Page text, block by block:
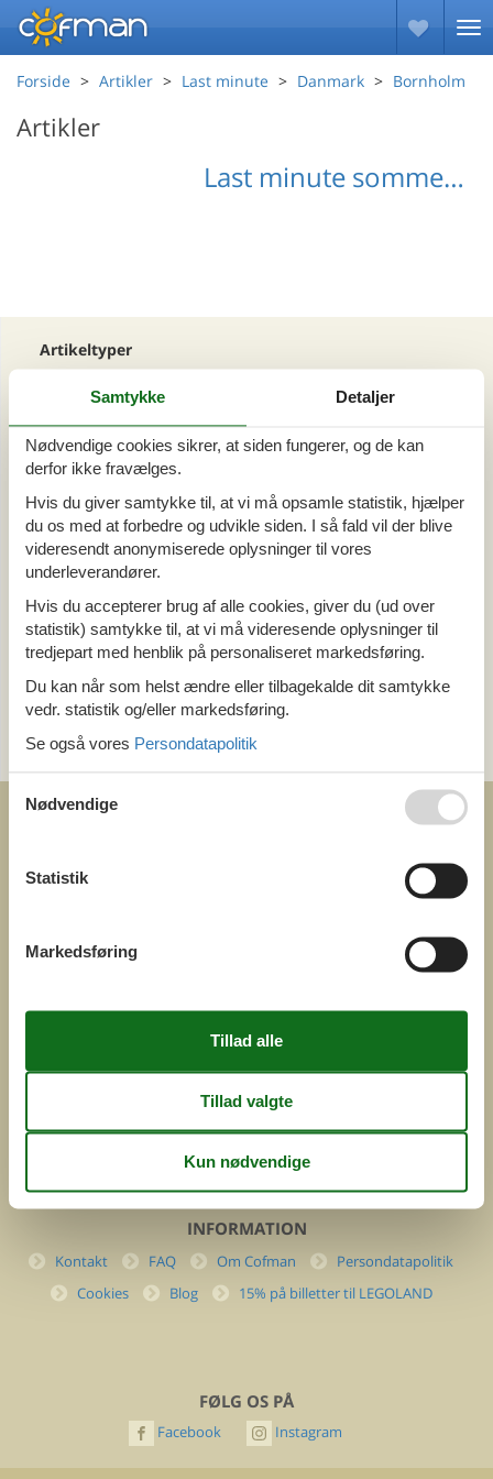
Forside Artikler Last minute Danmark Bornholm
Artikler
Last minute sommerhus på Bornholm
Artikeltyper
Din Cofman ferie
Område
Alle
Danmark
Bornholm
Tema
Alle
Last minute
Kategori
Alle
Danmark
Cofman.com
(+45) 7877 0427
info@cofman.com
INFORMATION
Kontakt FAQ Om Cofman
Persondatapolitik
Cookies
Blog 15% på billetter til LEGOLAND
FØLG OS PÅ
Facebook Instagram
Samtykke Detaljer
Nødvendige cookies sikrer, at siden fungerer, og de kan
derfor ikke fravælges.
Hvis du giver samtykke til, at vi må opsamle statistik, hjælper
du os med at forbedre og udvikle siden. I så fald vil der blive
videresendt anonymiserede oplysninger til vores
underleverandører.
Hvis du accepterer brug af alle cookies, giver du (ud over
statistik) samtykke til, at vi må videresende oplysninger til
tredjepart med henblik på personaliseret markedsføring.
Du kan når som helst ændre eller tilbagekalde dit samtykke
vedr. statistik og/eller markedsføring.
Se også vores Persondatapolitik
Nødvendige
Statistik
Markedsføring